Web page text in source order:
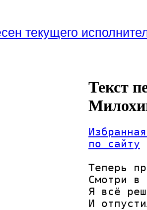
текущего
Текст
по сайту
Теперь
Смотри в
Я всё
И